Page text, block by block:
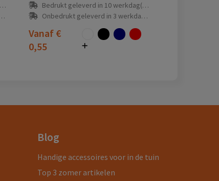
Bedrukt geleverd in 10 werkdag(en)
Onbedrukt geleverd in 3 werkdag(en)
Vanaf €
0,55
Blog
Handige accessoires voor in de tuin
Top 3 zomer artikelen